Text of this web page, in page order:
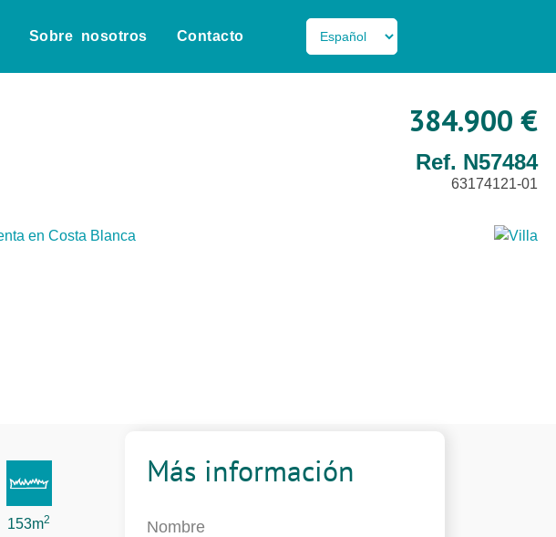
Sobre nosotros Contacto
384.900 €
Ref. N57484
63174121-01
153m2
Más información